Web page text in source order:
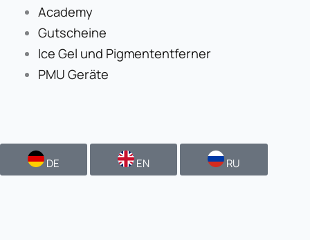
Academy
Gutscheine
Ice Gel und Pigmententferner
PMU Geräte
DE EN RU